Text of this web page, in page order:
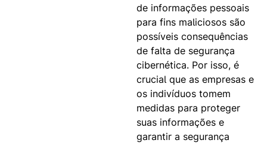
de informações pessoais
para fins maliciosos são
possíveis consequências
de falta de segurança
cibernética. Por isso, é
crucial que as empresas e
os indivíduos tomem
medidas para proteger
suas informações e
garantir a segurança